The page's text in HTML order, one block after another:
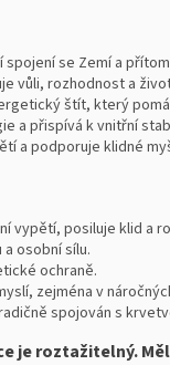
spojení se Zemí a
vůli, rozhodnost a
štít, který
a přispívá k vnitřní
a podporuje klidné
vypětí, posiluje klid a
osobní sílu.
ochraně.
zejména v
spojován s
je roztažitelný.